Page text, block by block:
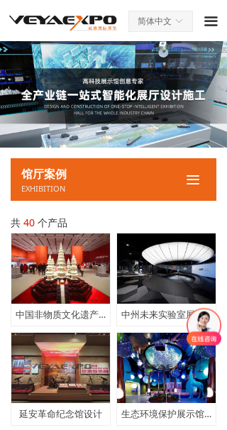
ꀅ
简体中文 끀
끀
馆厅案例
EXHIBITION
共 40 个产品
中国非物质文化遗产馆 中州未来实验室展示馆设计
延安革命纪念馆设计 生态环境保护展示馆设计